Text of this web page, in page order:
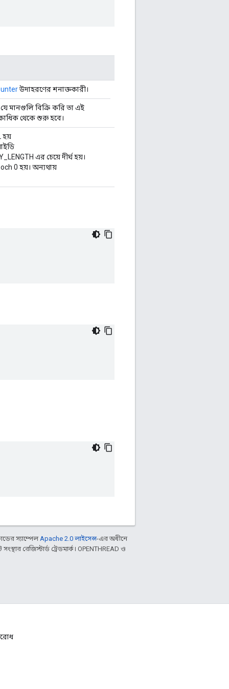
উদাহরণের শনাক্তকারী।
মানগুলি বিক্রি করি তা এই
থেকে শুরু হবে।
হয়
এর চেয়ে দীর্ঘ হয়।
0 হয়। অন্যথায়
স্যাম্পেলApache 2.0 লাইসেন্স-এর অধীনে
রেজিস্টার্ড ট্রেডমার্ক। OPENTHREAD ও